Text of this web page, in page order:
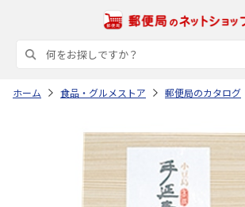
ホーム 食品・グルメストア 郵便局のカタログ